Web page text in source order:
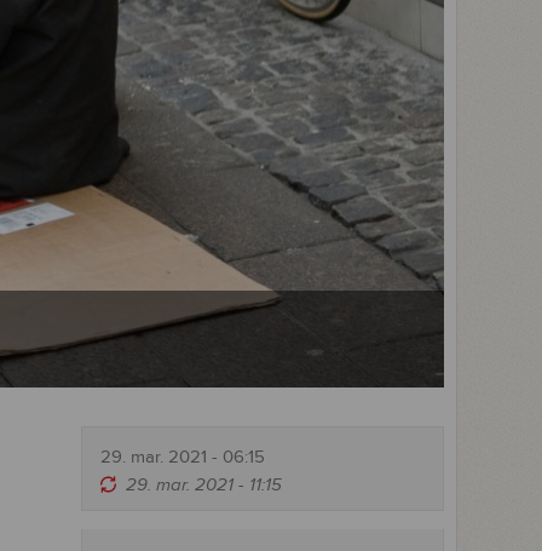
29. mar. 2021 - 06:15
29. mar. 2021 - 11:15